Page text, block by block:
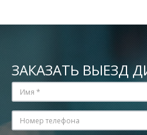
ЗАКАЗАТЬ ВЫЕЗД